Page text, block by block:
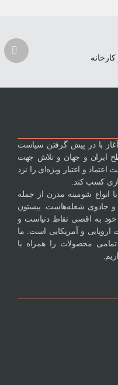
با در پیش گرفتن سیاست
ایران و جهان و تلاش جهت
و اعتبار ویژه‌ای را نزد
کسب کند.
انواع شومینه مدرن از جمله
و جادوی شعله‌هاست. بیستون
به اقصی نقاط دنیاست و
و آمریکایی است. ما
محصولات را همراه با